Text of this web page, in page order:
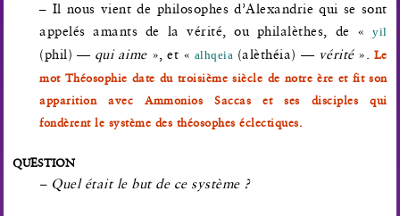
– Il nous vient de philosophes d’Alexandrie qui se sont
appelés amants de la vérité, ou philalèthes, de «yil
(phil) — qui aime», et « alhqeia (alèthéia) — vérité ». Le
mot Théosophie date du troisième siècle de notre ère et fit son
apparition avec Ammonios Saccas et ses disciples qui
fondèrent le système des théosophes éclectiques.
QUESTION
– Quel était le but de ce système ?